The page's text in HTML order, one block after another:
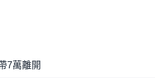
7萬離開